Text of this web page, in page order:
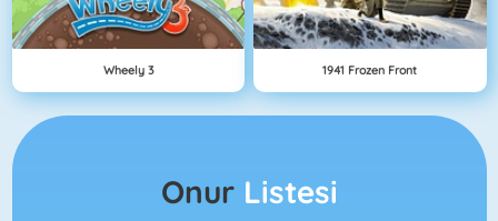
Wheely 3 1941 Frozen Front
Onur Listesi